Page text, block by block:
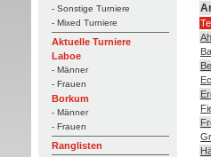
- Sonstige Turniere
- Mixed Turniere
Aktuelle Turniere
Laboe
- Männer
- Frauen
Borkum
- Männer
- Frauen
Ranglisten